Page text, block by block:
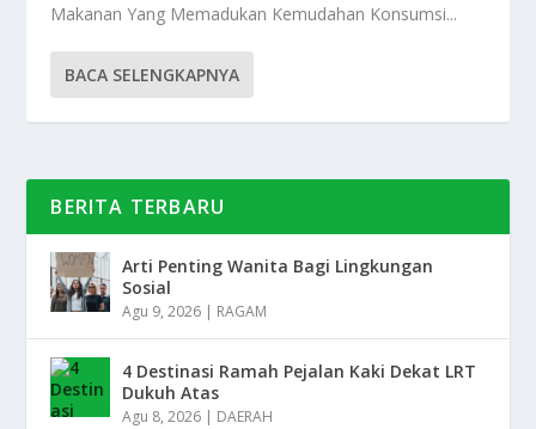
Makanan Yang Memadukan Kemudahan Konsumsi...
BACA SELENGKAPNYA
BERITA TERBARU
Arti Penting Wanita Bagi Lingkungan
Sosial
Agu 9, 2026 | RAGAM
4 Destinasi Ramah Pejalan Kaki Dekat LRT
Dukuh Atas
Agu 8, 2026 | DAERAH